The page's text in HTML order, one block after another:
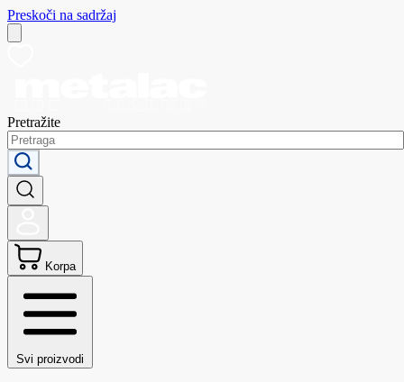
Preskoči na sadržaj
Pretražite
Korpa
Svi proizvodi